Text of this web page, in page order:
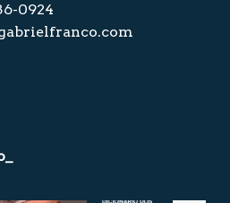
0924